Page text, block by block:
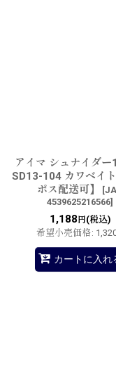
アイマ シュナイダー
SD13-104 カワベイ
ポス配送可】
[
4539625216566]
1,188 円(税込)
希望小売価格:
カートに入れ